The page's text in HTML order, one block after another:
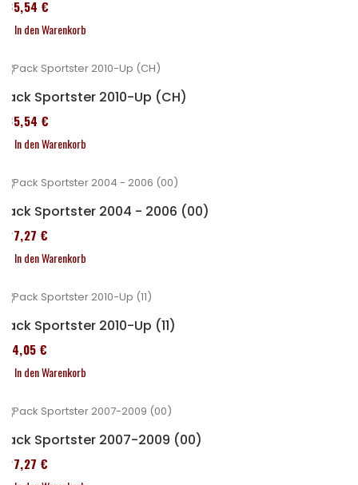
235,54 €
In den Warenkorb
Pack Sportster 2010-Up (CH)
235,54 €
In den Warenkorb
Pack Sportster 2004 - 2006 (00)
227,27 €
In den Warenkorb
Pack Sportster 2010-Up (11)
314,05 €
In den Warenkorb
Pack Sportster 2007-2009 (00)
227,27 €